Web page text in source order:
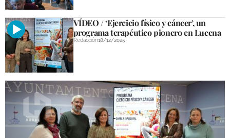
VÍDEO / ‘Ejercicio físico y cáncer’, un
programa terapéutico pionero en Lucena
Redacción18/12/2025